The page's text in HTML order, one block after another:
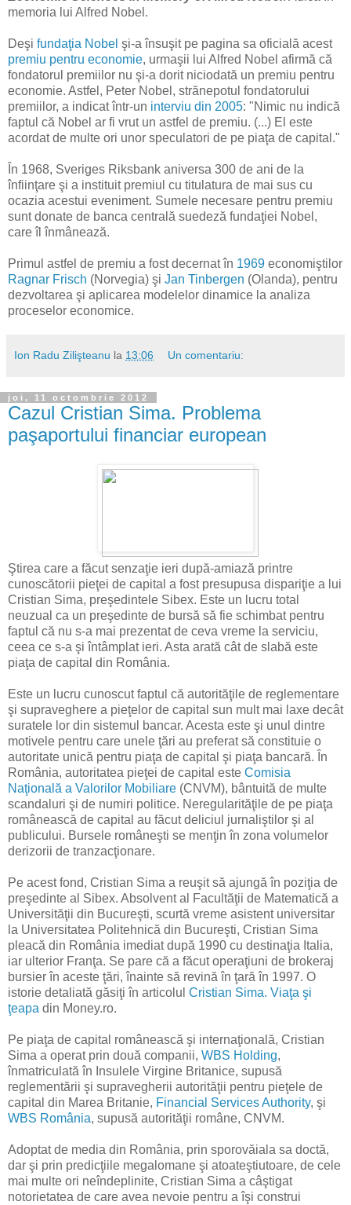
memoria lui Alfred Nobel.
Deşi fundaţia Nobel şi-a însuşit pe pagina sa oficială acest
premiu pentru economie, urmaşii lui Alfred Nobel afirmă că
fondatorul premiilor nu şi-a dorit niciodată un premiu pentru
economie. Astfel, Peter Nobel, strănepotul fondatorului
premiilor, a indicat într-un interviu din 2005: "Nimic nu indică
faptul că Nobel ar fi vrut un astfel de premiu. (...) El este
acordat de multe ori unor speculatori de pe piaţa de capital."
În 1968, Sveriges Riksbank aniversa 300 de ani de la
înfiinţare şi a instituit premiul cu titulatura de mai sus cu
ocazia acestui eveniment. Sumele necesare pentru premiu
sunt donate de banca centrală suedeză fundaţiei Nobel,
care îl înmânează.
Primul astfel de premiu a fost decernat în 1969 economiştilor
Ragnar Frisch (Norvegia) şi Jan Tinbergen (Olanda), pentru
dezvoltarea şi aplicarea modelelor dinamice la analiza
proceselor economice.
Ion Radu Zilişteanu la 13:06 Un comentariu:
joi, 11 octombrie 2012
Cazul Cristian Sima. Problema
paşaportului financiar european
Ştirea care a făcut senzaţie ieri după-amiază printre
cunoscătorii pieţei de capital a fost presupusa dispariţie a lui
Cristian Sima, preşedintele Sibex. Este un lucru total
neuzual ca un preşedinte de bursă să fie schimbat pentru
faptul că nu s-a mai prezentat de ceva vreme la serviciu,
ceea ce s-a şi întâmplat ieri. Asta arată cât de slabă este
piaţa de capital din România.
Este un lucru cunoscut faptul că autorităţile de reglementare
şi supraveghere a pieţelor de capital sun mult mai laxe decât
suratele lor din sistemul bancar. Acesta este şi unul dintre
motivele pentru care unele ţări au preferat să constituie o
autoritate unică pentru piaţa de capital şi piaţa bancară. În
România, autoritatea pieţei de capital este Comisia
Naţională a Valorilor Mobiliare (CNVM), bântuită de multe
scandaluri şi de numiri politice. Neregularităţile de pe piaţa
românească de capital au făcut deliciul jurnaliştilor şi al
publicului. Bursele româneşti se menţin în zona volumelor
derizorii de tranzacţionare.
Pe acest fond, Cristian Sima a reuşit să ajungă în poziţia de
preşedinte al Sibex. Absolvent al Facultăţii de Matematică a
Universităţii din Bucureşti, scurtă vreme asistent universitar
la Universitatea Politehnică din Bucureşti, Cristian Sima
pleacă din România imediat după 1990 cu destinaţia Italia,
iar ulterior Franţa. Se pare că a făcut operaţiuni de brokeraj
bursier în aceste ţări, înainte să revină în ţară în 1997. O
istorie detaliată găsiţi în articolul Cristian Sima. Viaţa şi
ţeapa din Money.ro.
Pe piaţa de capital românească şi internaţională, Cristian
Sima a operat prin două companii, WBS Holding,
înmatriculată în Insulele Virgine Britanice, supusă
reglementării şi supravegherii autorităţii pentru pieţele de
capital din Marea Britanie, Financial Services Authority, şi
WBS România, supusă autorităţii române, CNVM.
Adoptat de media din România, prin sporovăiala sa doctă,
dar şi prin predicţiile megalomane şi atoateştiutoare, de cele
mai multe ori neîndeplinite, Cristian Sima a câştigat
notorietatea de care avea nevoie pentru a îşi construi